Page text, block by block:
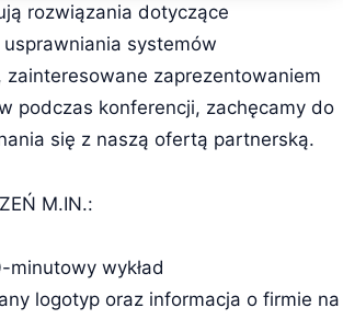
rozwiązania dotyczące
systemów
zainteresowane zaprezentowaniem
podczas konferencji, zachęcamy do
się z naszą ofertą partnerską.
M.IN.:
wykład
logotyp oraz informacja o firmie na